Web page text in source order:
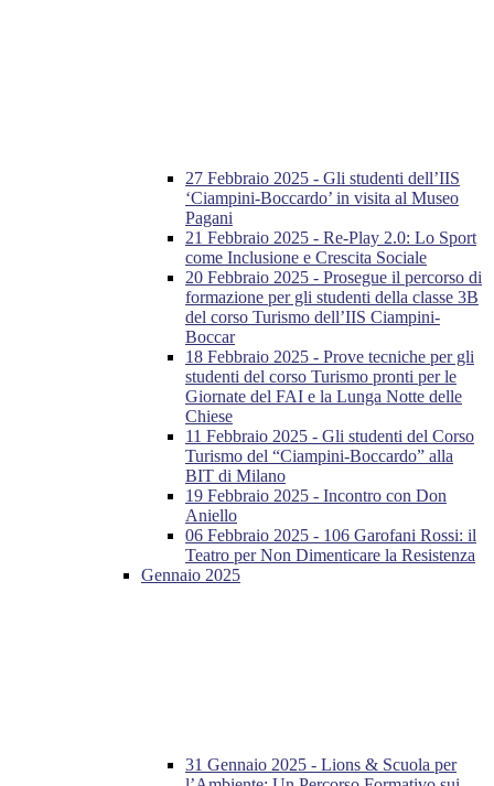
27 Febbraio 2025 - Gli studenti dell’IIS
‘Ciampini-Boccardo’ in visita al Museo
Pagani
21 Febbraio 2025 - Re-Play 2.0: Lo Sport
come Inclusione e Crescita Sociale
20 Febbraio 2025 - Prosegue il percorso di
formazione per gli studenti della classe 3B
del corso Turismo dell’IIS Ciampini-
Boccar
18 Febbraio 2025 - Prove tecniche per gli
studenti del corso Turismo pronti per le
Giornate del FAI e la Lunga Notte delle
Chiese
11 Febbraio 2025 - Gli studenti del Corso
Turismo del “Ciampini-Boccardo” alla
BIT di Milano
19 Febbraio 2025 - Incontro con Don
Aniello
06 Febbraio 2025 - 106 Garofani Rossi: il
Teatro per Non Dimenticare la Resistenza
Gennaio 2025
31 Gennaio 2025 - Lions & Scuola per